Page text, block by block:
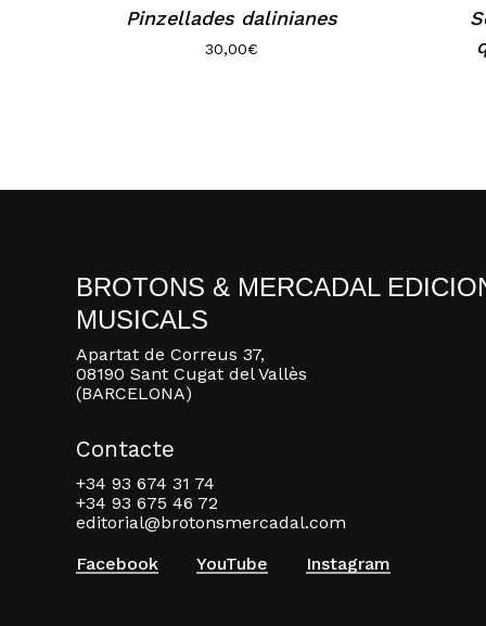
Pinzellades dalinianes
30,00€
BROTONS & MERCADAL
MUSICALS
Apartat de Correus 37,
08190 Sant Cugat del Vallès
(BARCELONA)
Contacte
+34 93 674 31 74
+34 93 675 46 72
editorial@brotonsmercadal.com
Facebook
YouTube Instagram